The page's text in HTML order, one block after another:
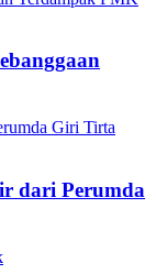
dari Perumda